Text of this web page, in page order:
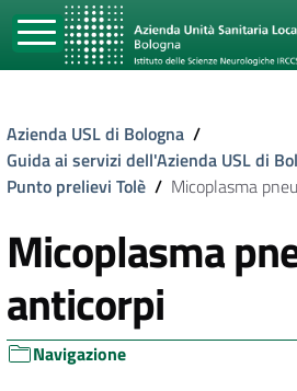
Azienda USL di Bologna /
Guida ai servizi dell'Azienda USL di
Punto prelievi Tolè / Micoplasma
Micoplasma
anticorpi
Navigazione